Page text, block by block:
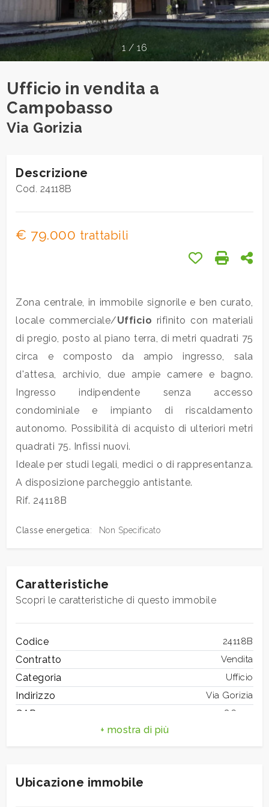
1 / 16
Ufficio in vendita a
Campobasso
Via Gorizia
Descrizione
Cod. 24118B
€ 79.000 trattabili
Stampa:
Preferiti: Cod.
Zona centrale, in immobile signorile e ben curato,
locale commerciale/Ufficio rifinito con materiali
di pregio, posto al piano terra, di metri quadrati 75
circa e composto da ampio ingresso, sala
d'attesa, archivio, due ampie camere e bagno.
Ingresso indipendente senza accesso
condominiale e impianto di riscaldamento
autonomo. Possibilità di acquisto di ulteriori metri
quadrati 75. Infissi nuovi.
Ideale per studi legali, medici o di rappresentanza.
A disposizione parcheggio antistante.
Rif. 24118B
Classe energetica: Non Specificato
Caratteristiche
Scopri le caratteristiche di questo immobile
Codice 24118B
Contratto Vendita
Categoria Ufficio
Indirizzo Via Gorizia
CAP 86100
Locali
Ubicazione immobile
Provincia
Tipologia
-
Qualsiasi
Commerciali
Industriali
Terreni
Prezzo
Totale
Locali
minimi
Qualsiasi